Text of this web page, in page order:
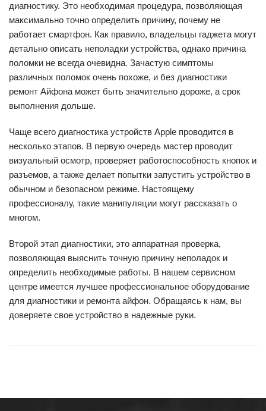
диагностику. Это необходимая процедура, позволяющая
максимально точно определить причину, почему не
работает смартфон. Как правило, владельцы гаджета могут
детально описать неполадки устройства, однако причина
поломки не всегда очевидна. Зачастую симптомы
различных поломок очень похоже, и без диагностики
ремонт Айфона может быть значительно дороже, а срок
выполнения дольше.
Чаще всего диагностика устройств Apple проводится в
несколько этапов. В первую очередь мастер проводит
визуальный осмотр, проверяет работоспособность кнопок и
разъемов, а также делает попытки запустить устройство в
обычном и безопасном режиме. Настоящему
профессионалу, такие манипуляции могут рассказать о
многом.
Второй этап диагностики, это аппаратная проверка,
позволяющая выяснить точную причину неполадок и
определить необходимые работы. В нашем сервисном
центре имеется лучшее профессиональное оборудование
для диагностики и ремонта айфон. Обращаясь к нам, вы
доверяете свое устройство в надежные руки.